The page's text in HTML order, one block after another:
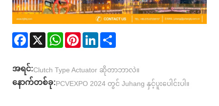
Facebook
X WhatsAppPinterestLinkedIn
အရင်:Clutch Type Actuator ဆိုတာဘာလဲ။
နောက်တစ်ခု:PCVEXPO 2024 တွင် Juhang နှင့်ပူးပေါင်းပါ။